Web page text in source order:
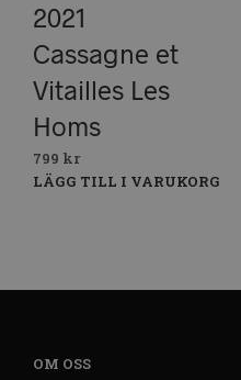
2021
Cassagne et
Vitailles Les
Homs
799 kr
LÄGG TILL I VARUKORG
OM OSS